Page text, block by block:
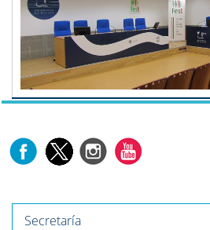
Secretaría